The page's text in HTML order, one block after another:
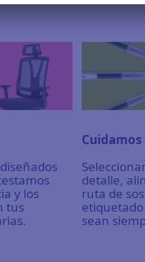
y los
tus
detalle,
ruta de
sean